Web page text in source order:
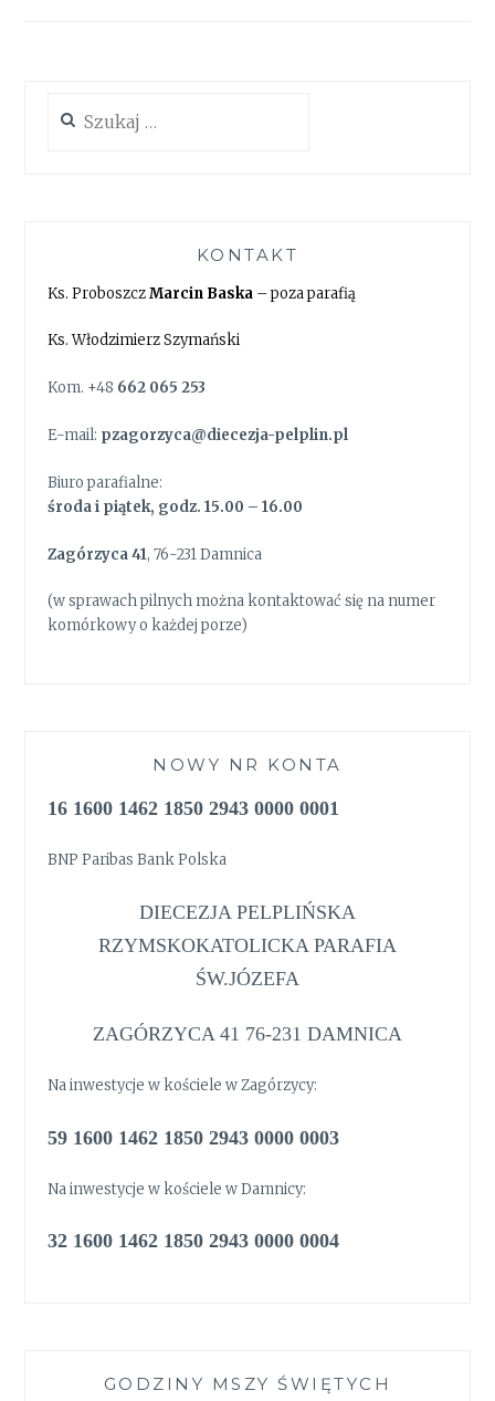
KONTAKT
Ks. ProboszczMarcin Baska – poza parafią
Ks. Włodzimierz Szymański
Kom. +48 662 065 253
E-mail: pzagorzyca@diecezja-pelplin.pl
Biuro parafialne:
środa i piątek, godz. 15.00 – 16.00
Zagórzyca 41, 76-231 Damnica
(w sprawach pilnych można kontaktować się na numer
komórkowy o każdej porze)
NOWY NR KONTA
16 1600 1462 1850 2943 0000 0001
BNP Paribas Bank Polska
DIECEZJA PELPLIŃSKA
RZYMSKOKATOLICKA PARAFIA
ŚW.JÓZEFA
ZAGÓRZYCA 41 76-231 DAMNICA
Na inwestycje w kościele w Zagórzycy:
59 1600 1462 1850 2943 0000 0003
Na inwestycje w kościele w Damnicy:
32 1600 1462 1850 2943 0000 0004
GODZINY MSZY ŚWIĘTYCH